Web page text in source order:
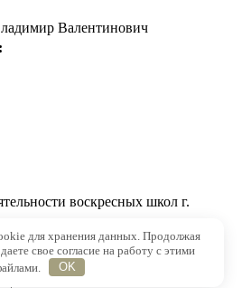
Валентинович
воскресных школ г.
для хранения данных. Продолжая
свое согласие на работу с этими
OK